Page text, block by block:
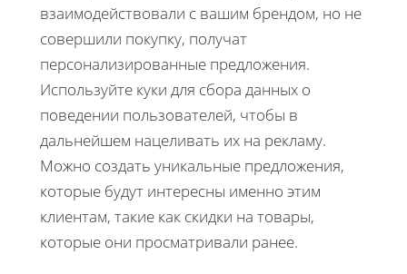
взаимодействовали с вашим брендом, но не
совершили покупку, получат
персонализированные предложения.
Используйте куки для сбора данных о
поведении пользователей, чтобы в
дальнейшем нацеливать их на рекламу.
Можно создать уникальные предложения,
которые будут интересны именно этим
клиентам, такие как скидки на товары,
которые они просматривали ранее.